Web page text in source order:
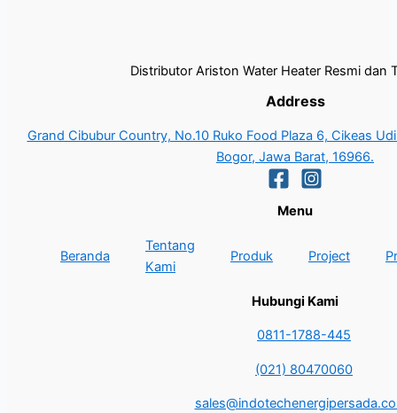
Distributor Ariston Water Heater Resmi dan
Address
Grand Cibubur Country, No.10 Ruko Food Plaza 6, Cikeas
Bogor, Jawa Barat, 16966.
Menu
Beranda
Tentang
Kami
Produk Project
Hubungi Kami
0811-1788-445
(021) 80470060